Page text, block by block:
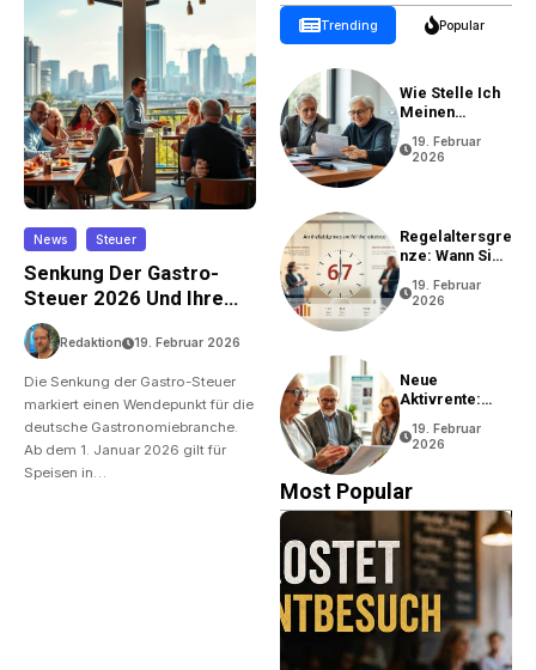
News Steuer
Senkung Der Gastro-
Steuer 2026 Und Ihre
Auswirkungen
Redaktion 19. Februar 2026
Die Senkung der Gastro-Steuer
markiert einen Wendepunkt für die
deutsche Gastronomiebranche.
Ab dem 1. Januar 2026 gilt für
Speisen in…
Trending Popular
Wie Stelle Ich
Meinen
19. Februar
2026
Regelaltersgre
Nze: Wann Sie
Können
19. Februar
2026
Neue
Aktivrente:
Bedingungen
19. Februar
2026
Most Popular